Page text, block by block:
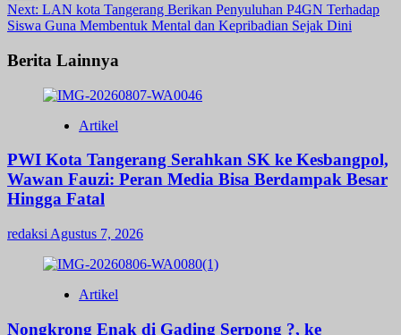
Next: LAN kota Tangerang Berikan Penyuluhan P4GN Terhadap
Siswa Guna Membentuk Mental dan Kepribadian Sejak Dini
Berita Lainnya
Artikel
PWI Kota Tangerang Serahkan SK ke Kesbangpol,
Wawan Fauzi: Peran Media Bisa Berdampak Besar
Hingga Fatal
redaksi Agustus 7, 2026
Artikel
Nongkrong Enak di Gading Serpong ?, ke